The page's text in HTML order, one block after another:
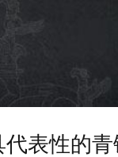
表性的青